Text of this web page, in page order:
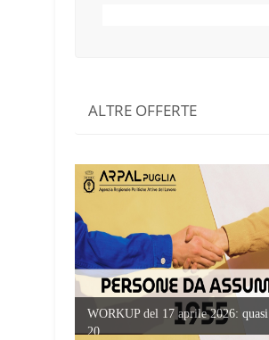
ALTRE OFFERTE
WORKUP del 17 aprile 2026: quasi
20...